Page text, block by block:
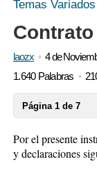
Registrarse
Iniciar sesión
Temas Variados
laozx
4 de
1.640 Palabras
Página 1 de 7
Por el presente
y declaraciones